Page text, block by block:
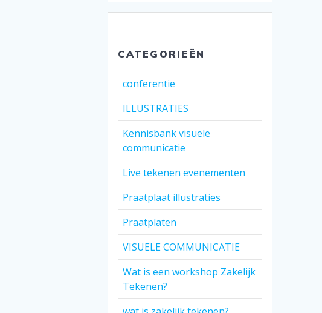
CATEGORIEËN
conferentie
ILLUSTRATIES
Kennisbank visuele
communicatie
Live tekenen evenementen
Praatplaat illustraties
Praatplaten
VISUELE COMMUNICATIE
Wat is een workshop Zakelijk
Tekenen?